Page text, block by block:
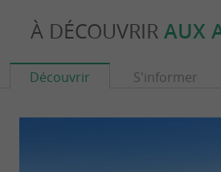
À DÉCOUVRIR AUX
Découvrir S'informer